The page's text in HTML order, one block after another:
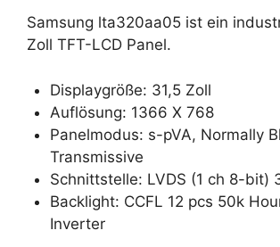
Samsung lta320aa05 ist ein
Zoll TFT-LCD Panel.
Displaygröße: 31,5 Zoll
Auflösung: 1366 X 768
Panelmodus: s-pVA, Normally
Transmissive
Schnittstelle: LVDS (1 ch 8-bit)
Backlight: CCFL 12 pcs 50k
Inverter